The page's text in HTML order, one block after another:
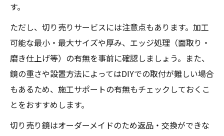
す。
ただし、切り売りサービスには注意点もあります。加工
可能な最小・最大サイズや厚み、エッジ処理（面取り・
磨き仕上げ等）の有無を事前に確認しましょう。また、
鏡の重さや設置方法によってはDIYでの取付が難しい場合
もあるため、施工サポートの有無もチェックしておくこ
とをおすすめします。
切り売り鏡はオーダーメイドのため返品・交換ができな